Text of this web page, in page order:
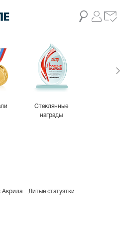
Стеклянные
награды
Акрила Литые статуэтки